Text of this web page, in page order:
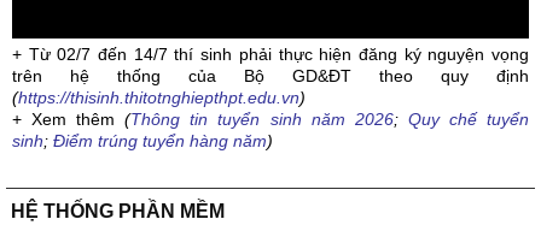
+ Từ 02/7 đến 14/7 thí sinh phải thực hiện đăng ký nguyện vọng
trên hệ thống của Bộ GD&ĐT theo quy định
(https://thisinh.thitotnghiepthpt.edu.vn)
+ Xem thêm(Thông tin tuyển sinh năm 2026; Quy chế tuyển
sinh; Điểm trúng tuyển hàng năm)
HỆ THỐNG PHẦN MỀM